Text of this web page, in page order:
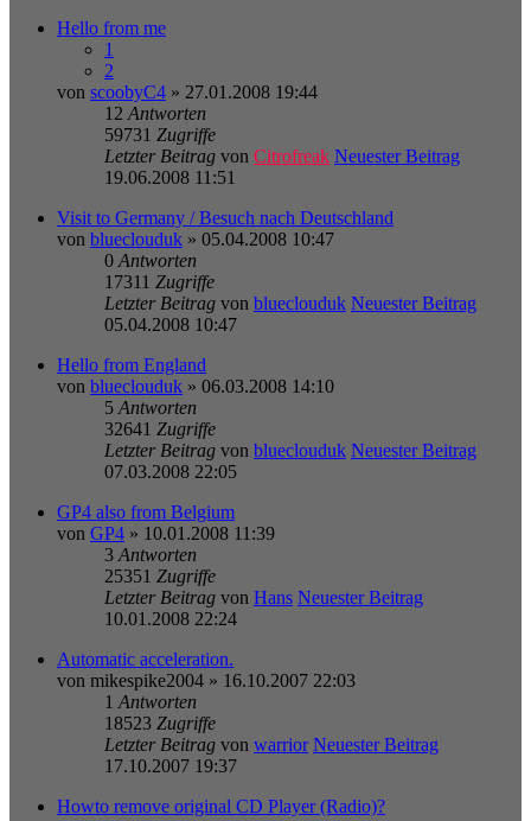
Hello from me
1
2
von scoobyC4 » 27.01.2008 19:44
12Antworten
59731 Zugriffe
Letzter Beitrag von Citrofreak Neuester Beitrag
19.06.2008 11:51
Visit to Germany / Besuch nach Deutschland
von blueclouduk » 05.04.2008 10:47
0Antworten
17311 Zugriffe
Letzter Beitrag von blueclouduk Neuester Beitrag
05.04.2008 10:47
Hello from England
von blueclouduk » 06.03.2008 14:10
5Antworten
32641 Zugriffe
Letzter Beitrag von blueclouduk Neuester Beitrag
07.03.2008 22:05
GP4 also from Belgium
von GP4 » 10.01.2008 11:39
3Antworten
25351 Zugriffe
Letzter Beitrag von Hans Neuester Beitrag
10.01.2008 22:24
Automatic acceleration.
von mikespike2004 » 16.10.2007 22:03
1Antworten
18523 Zugriffe
Letzter Beitrag von warrior Neuester Beitrag
17.10.2007 19:37
Howto remove original CD Player (Radio)?